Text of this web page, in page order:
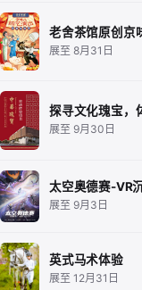
老舍茶馆原创京
展至 8月31日
探寻文化瑰宝，
展至 9月30日
太空奥德赛-VR
展至 9月3日
英式马术体验
展至 12月31日